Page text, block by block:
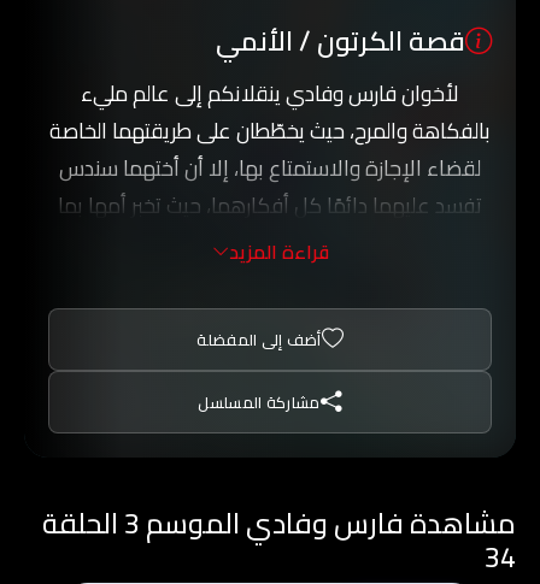
قصة الكرتون / الأنمي
لأخوان فارس وفادي ينقلانكم إلى عالم مليء
بالفكاهة والمرح، حيث يخطّطان على طريقتهما الخاصة
لقضاء الإجازة والاستمتاع بها، إلا أن أختهما سندس
تفسد عليهما دائمًا كل أفكارهما، حيث تخبر أمها بما
يخططان للقيام به، فتتسبب لهما بذلك في مشكلات
في مواقف محرجة ومضحكة.
قراءة المزيد
أضف إلى المفضلة
مشاركة المسلسل
مشاهدة فارس وفادي الموسم 3 الحلقة
34